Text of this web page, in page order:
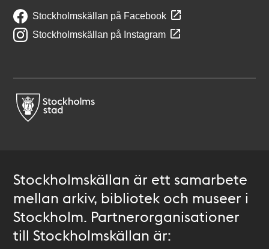
Stockholmskällan på Facebook
Stockholmskällan på Instagram
Stockholmskällan är ett samarbete
mellan arkiv, bibliotek och museer i
Stockholm. Partnerorganisationer
till Stockholmskällan är: